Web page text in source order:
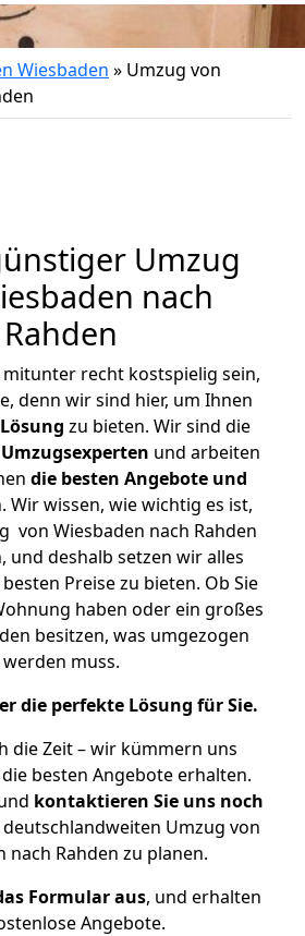
Wiesbaden » Umzug von
Umzug
nach
Rahden
recht kostspielig sein,
denn wir sind hier, um Ihnen
Lösung zu bieten. Wir sind die
und arbeiten
die besten Angebote und
Wir wissen, wie wichtig es ist,
von Wiesbaden nach Rahden
und deshalb setzen wir alles
Preise zu bieten. Ob Sie
haben oder ein großes
besitzen, was umgezogen
werden muss.
die perfekte Lösung für Sie.
die Zeit – wir kümmern uns
besten Angebote erhalten.
kontaktieren Sie uns noch
Umzug von
nach Rahden zu planen.
Formular aus, und erhalten
Angebote.